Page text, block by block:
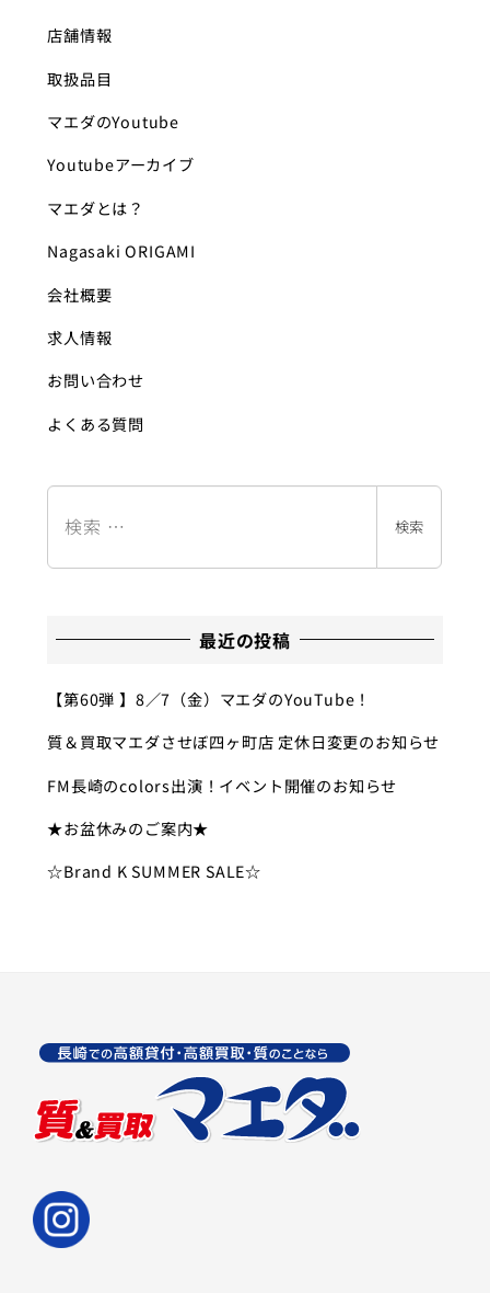
店舗情報
取扱品目
マエダのYoutube
Youtubeアーカイブ
マエダとは？
Nagasaki ORIGAMI
会社概要
求人情報
お問い合わせ
よくある質問
検
検索
最近の投稿
【第60弾 】8／7（金）マエダのYouTube！
質＆買取マエダさせぼ四ヶ町店 定休日変更のお知らせ
FM長崎のcolors出演！イベント開催のお知らせ
★お盆休みのご案内★
☆Brand K SUMMER SALE☆